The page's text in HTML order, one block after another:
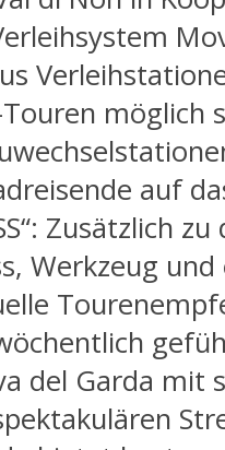
möglich
auf
Zusätzlich
Werkzeug und
del Garda mit